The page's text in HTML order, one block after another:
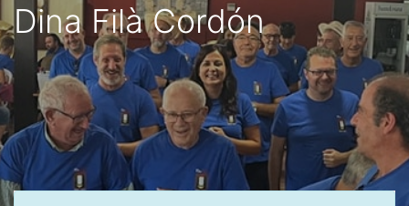
Dina Filà Cordón